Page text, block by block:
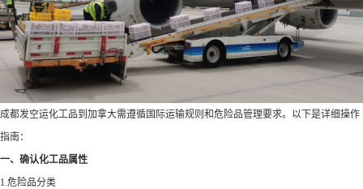
成都发空运化工品到加拿大需遵循国际运输规则和危险品管理要求。以下是详细操作
指南：
一、确认化工品属性
1.危险品分类